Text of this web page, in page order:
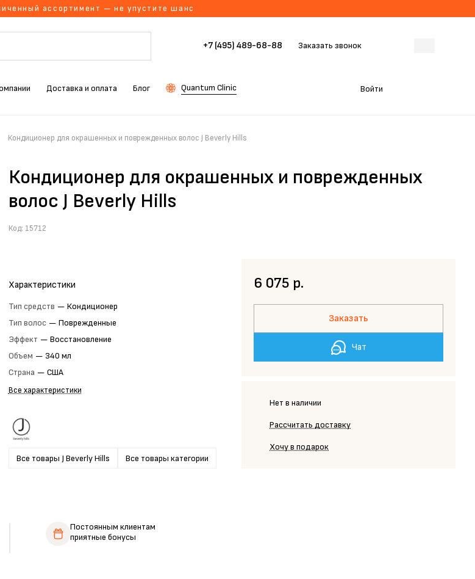
ассортимент — не упустите шанс
+7 (495) 489-68-88 Заказать звонок
Доставка и оплата Блог Quantum Clinic Войти
Кондиционер для окрашенных и поврежденных волос J Beverly Hills
Кондиционер для окрашенных и поврежденных
волос J Beverly Hills
Код: 15712
Характеристики
Тип средств — Кондиционер
Тип волос — Поврежденные
Эффект — Восстановление
Объем — 340 мл
Страна — США
Все характеристики
Все товары J Beverly Hills Все товары категории
6 075 р.
Заказать
Чат
Нет в наличии
Рассчитать доставку
Хочу в подарок
Постоянным клиентам
приятные бонусы